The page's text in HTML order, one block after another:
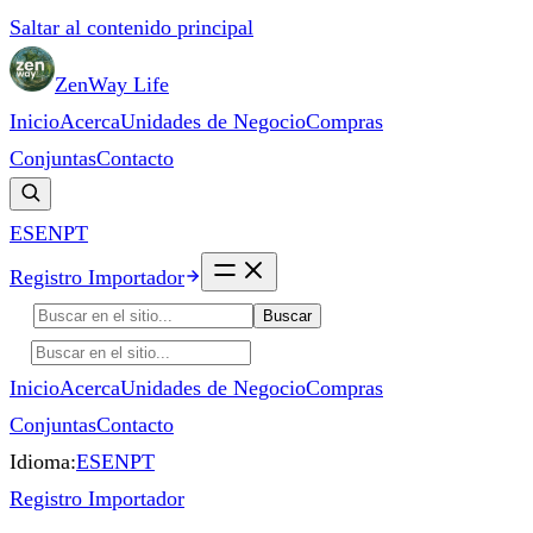
Saltar al contenido principal
ZenWay Life
InicioAcercaUnidades de NegocioCompras
ConjuntasContacto
ESENPT
Registro Importador
Buscar
InicioAcercaUnidades de NegocioCompras
ConjuntasContacto
Idioma:ESENPT
Registro Importador